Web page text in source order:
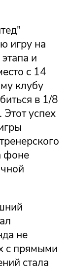
игру на
и
с 14
клубу
в 1/8
успех
фоне
не
с прямыми
стала